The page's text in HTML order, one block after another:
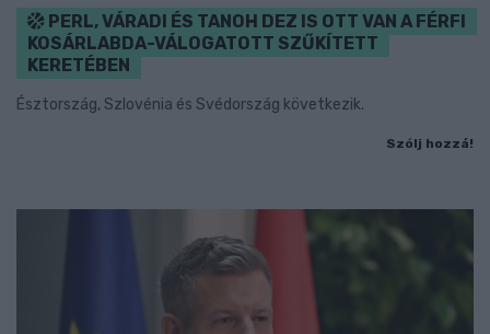
PERL, VÁRADI ÉS TANOH DEZ IS OTT VAN A FÉRFI
KOSÁRLABDA-VÁLOGATOTT SZŰKÍTETT
KERETÉBEN
Észtország, Szlovénia és Svédország következik.
Szólj hozzá!